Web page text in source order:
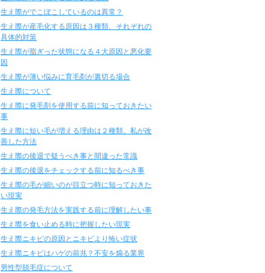
生え際がでこぼこしているのは異常？
生え際が産毛化する原因は３種類、それぞれの
具体的対策
生え際が脂ぎった状態になる４大原因と悪化要
因
生え際が薄い悩みに育毛剤が裏切る場合
生え際について
生え際に発毛剤を使用する前に知っておきたい
事
生え際に短い毛が増える理由は２種類。私が改
善した方法
生え際の後退で疑うべき事と間違った常識
生え際の後退をチェックする前に知るべき事
生え際の毛が細いのが目立つ時に知っておきた
い現実
生え際の発毛方法を実践する前に理解したい事
生え際を食い止める時に把握したい現実
生え際ニキビの原因とニキビより怖い症状
生え際ニキビはハゲの前兆？不安を煽る業界
男性型脱毛症について